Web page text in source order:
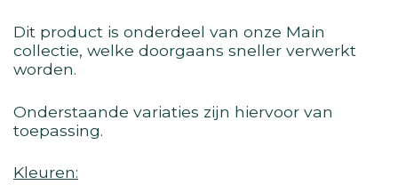
Dit product is onderdeel van onze Main
collectie, welke doorgaans sneller verwerkt
worden.
Onderstaande variaties zijn hiervoor van
toepassing.
Kleuren: